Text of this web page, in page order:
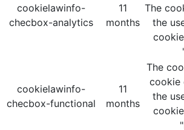
cookielawinfo-
checbox-analytics
11
months
The
the
cookielawinfo-
checbox-functional
11
months
The
cookie
the